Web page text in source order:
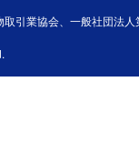
引業協会、一般社団法